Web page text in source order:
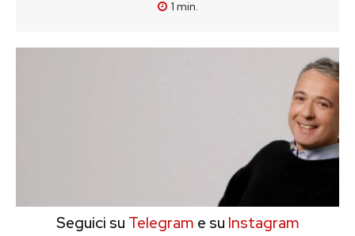
1 min.
Seguici su Telegram e su Instagram